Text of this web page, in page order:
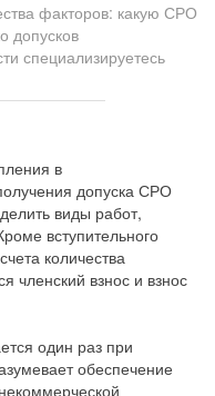
факторов: какую СРО
допусков
специализируетесь
в
допуска СРО
виды работ,
вступительного
количества
членский взнос и взнос
один раз при
обеспечение